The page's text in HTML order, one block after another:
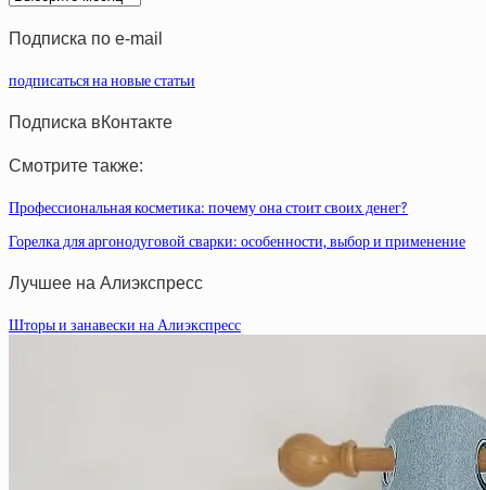
статей
Подписка по e-mail
подписаться на новые статьи
Подписка вКонтакте
Смотрите также:
Профессиональная косметика: почему она стоит своих денег?
Горелка для аргонодуговой сварки: особенности, выбор и применение
Лучшее на Алиэкспресс
Шторы и занавески на Алиэкспресс